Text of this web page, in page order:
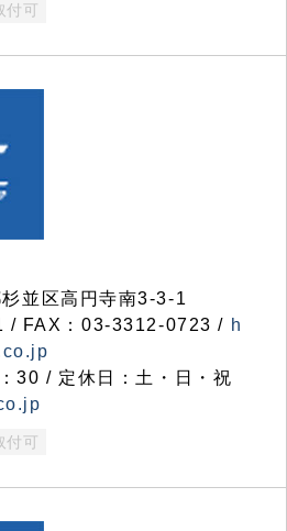
付可
並区高円寺南3-3-1
/ FAX：03-3312-0723 / h
30 / 定休日：土・日・祝
付可